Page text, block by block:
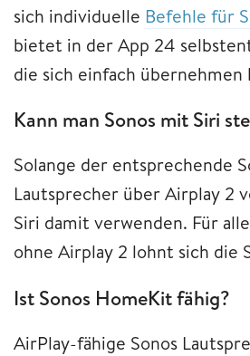
sich individuelle Befehle für
bietet in der App 24
die sich einfach übernehmen
Kann man Sonos mit Siri
Solange der entsprechende
Lautsprecher über Airplay 2
Siri damit verwenden. Für
ohne Airplay 2 lohnt sich die
Ist Sonos HomeKit fähig?
AirPlay-fähige Sonos